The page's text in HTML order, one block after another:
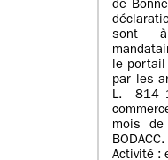
de
sont
le portail
par les
L.
mois de
BODACC.
Activité :